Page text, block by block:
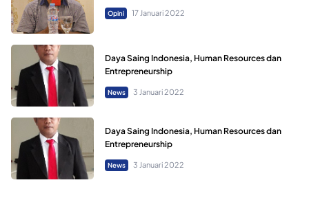
Opini 17 Januari 2022
Daya Saing Indonesia, Human Resources dan
Entrepreneurship
News 3 Januari 2022
Daya Saing Indonesia, Human Resources dan
Entrepreneurship
News 3 Januari 2022